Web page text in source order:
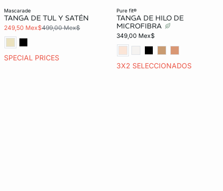
mascarade
TANGA DE TUL Y SATÉN
249,50 Mex$499,00 Mex$
SPECIAL PRICES
pure fit®
TANGA DE HILO DE
MICROFIBRA
349,00 Mex$
3X2 SELECCIONADOS